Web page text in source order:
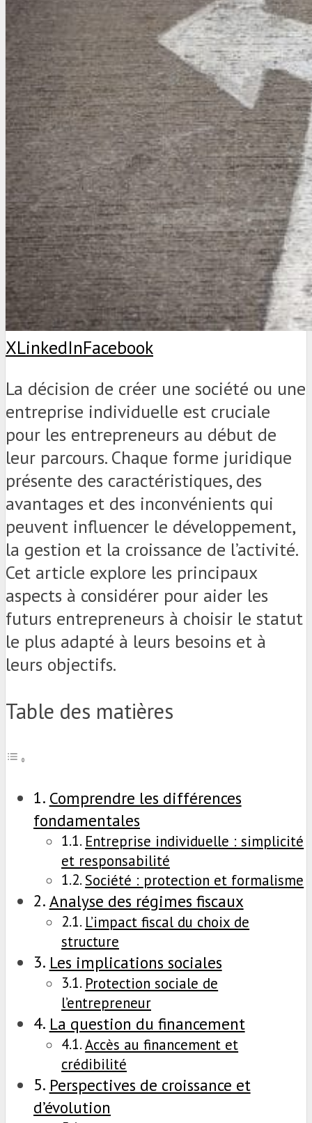
XLinkedInFacebook
La décision de créer une société ou une
entreprise individuelle est cruciale
pour les entrepreneurs au début de
leur parcours. Chaque forme juridique
présente des caractéristiques, des
avantages et des inconvénients qui
peuvent influencer le développement,
la gestion et la croissance de l’activité.
Cet article explore les principaux
aspects à considérer pour aider les
futurs entrepreneurs à choisir le statut
le plus adapté à leurs besoins et à
leurs objectifs.
Table des matières
Comprendre les différences
fondamentales
Entreprise individuelle : simplicité
et responsabilité
Société : protection et formalisme
Analyse des régimes fiscaux
L’impact fiscal du choix de
structure
Les implications sociales
Protection sociale de
l’entrepreneur
La question du financement
Accès au financement et
crédibilité
Perspectives de croissance et
d’évolution